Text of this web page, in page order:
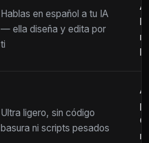
Hablas en español a tu IA
— ella diseña y edita por
ti
Ultra ligero, sin código
basura ni scripts pesados